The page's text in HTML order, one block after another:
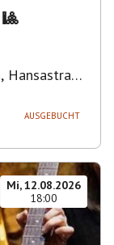
, Hansastraße
AUSGEBUCHT
Mi, 12.08.2026
18:00